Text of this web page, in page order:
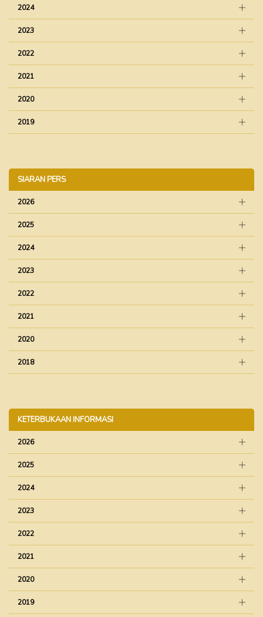
2024
2023
2022
2021
2020
2019
SIARAN PERS
2026
2025
2024
2023
2022
2021
2020
2018
KETERBUKAAN INFORMASI
2026
2025
2024
2023
2022
2021
2020
2019